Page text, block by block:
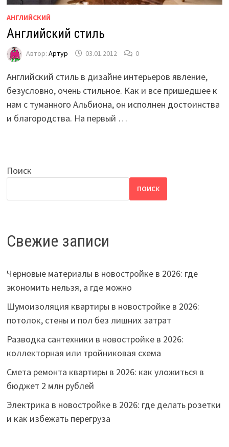
АНГЛИЙСКИЙ
Английский стиль
Автор: Артур 03.01.2012 0
Английский стиль в дизайне интерьеров явление,
безусловно, очень стильное. Как и все пришедшее к
нам с туманного Альбиона, он исполнен достоинства
и благородства. На первый …
Поиск
ПОИСК
Свежие записи
Черновые материалы в новостройке в 2026: где
экономить нельзя, а где можно
Шумоизоляция квартиры в новостройке в 2026:
потолок, стены и пол без лишних затрат
Разводка сантехники в новостройке в 2026:
коллекторная или тройниковая схема
Смета ремонта квартиры в 2026: как уложиться в
бюджет 2 млн рублей
Электрика в новостройке в 2026: где делать розетки
и как избежать перегруза